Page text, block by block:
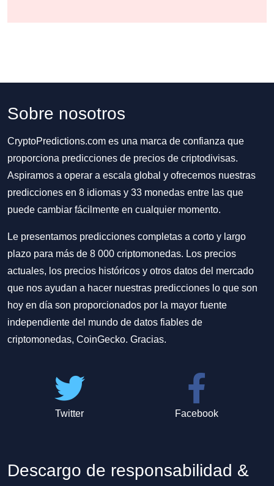
Sobre nosotros
CryptoPredictions.com es una marca de confianza que
proporciona predicciones de precios de criptodivisas.
Aspiramos a operar a escala global y ofrecemos nuestras
predicciones en 8 idiomas y 33 monedas entre las que
puede cambiar fácilmente en cualquier momento.
Le presentamos predicciones completas a corto y largo
plazo para más de 8 000 criptomonedas. Los precios
actuales, los precios históricos y otros datos del mercado
que nos ayudan a hacer nuestras predicciones lo que son
hoy en día son proporcionados por la mayor fuente
independiente del mundo de datos fiables de
criptomonedas, CoinGecko. Gracias.
Twitter Facebook
Descargo de responsabilidad &